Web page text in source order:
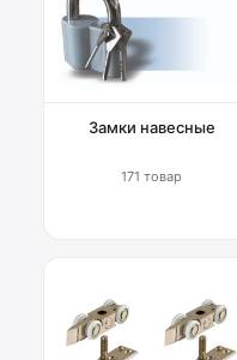
Замки навесные
171 товар